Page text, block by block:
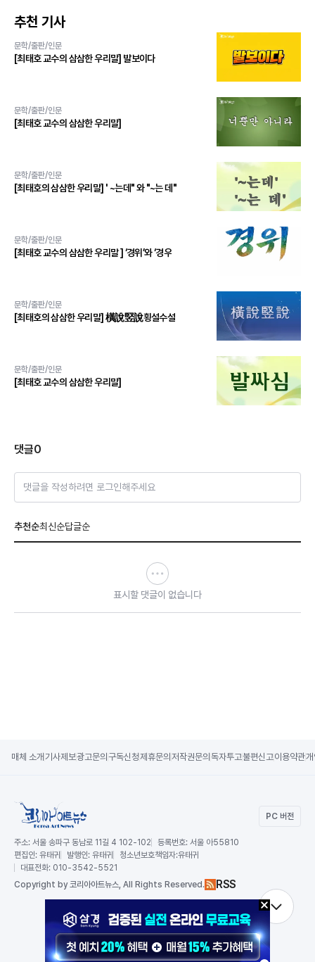
추천 기사
문학/출판/인문
[최태호 교수의 삼삼한 우리말] 발보이다
문학/출판/인문
[최태호 교수의 삼삼한 우리말]
문학/출판/인문
[최태호의 삼삼한 우리말] ' ~는데" 와 "~는 데"
문학/출판/인문
[최태호 교수의 삼삼한 우리말 ] ‘경위’와 ‘경우
문학/출판/인문
[최태호의 삼삼한 우리말] 橫說竪說횡설수설
문학/출판/인문
[최태호 교수의 삼삼한 우리말]
댓글0
댓글을 작성하려면 로그인해주세요
추천순최신순답글순
표시할 댓글이 없습니다
매체 소개 기사제보광고문의 구독신청제휴문의 저작권문의 독자투고불편신고이용약관
PC 버전
주소: 서울 송파구 동남로 11길 4 102-102 등록번호: 서울 아55810
편집인: 유태귀 발행인: 유태귀 청소년보호책임자:유태귀
대표전화: 010-3542-5521
Copyright by 코리아아트뉴스, All Rights Reserved. RSS